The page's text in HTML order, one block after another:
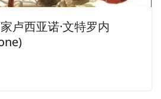
卢西亚诺·文特罗内